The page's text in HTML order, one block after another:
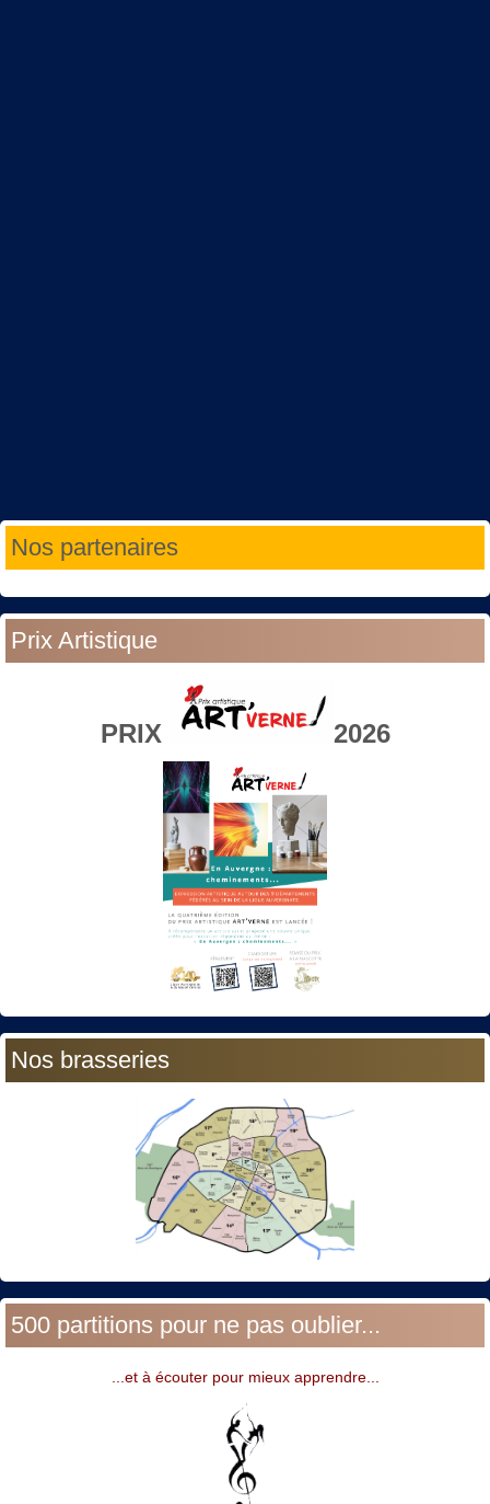
Nos partenaires
Prix Artistique
PRIX 2026
Nos brasseries
500 partitions pour ne pas oublier...
...et à écouter pour mieux apprendre...
Année
précédente
Mois
précédent
Année
suivante
Mois
suivant